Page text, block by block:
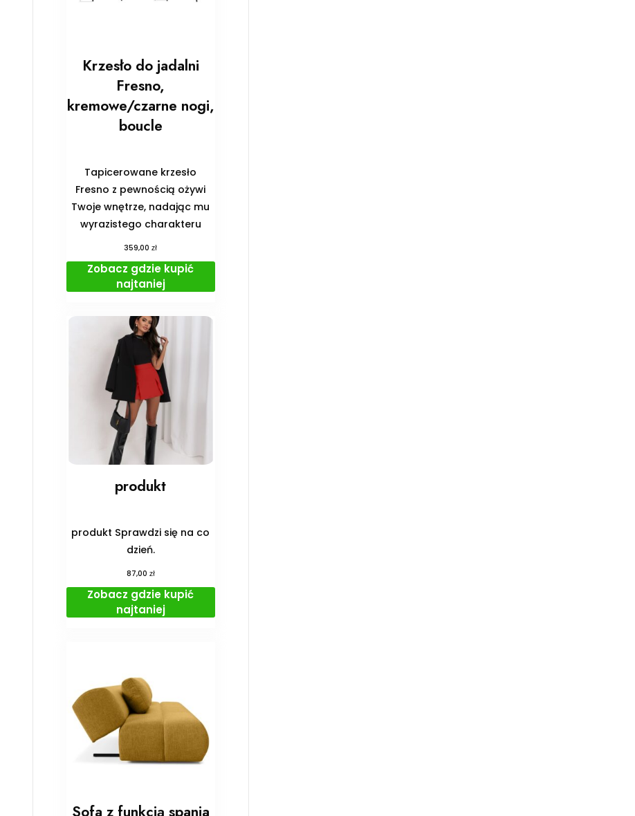
Krzesło do jadalni
Fresno,
kremowe/czarne nogi,
boucle
Tapicerowane krzesło
Fresno z pewnością ożywi
Twoje wnętrze, nadając mu
wyrazistego charakteru
359,00zł
Zobacz gdzie kupić
najtaniej
produkt
produkt Sprawdzi się na co
dzień.
87,00 zł
Zobacz gdzie kupić
najtaniej
Sofa z funkcją spania